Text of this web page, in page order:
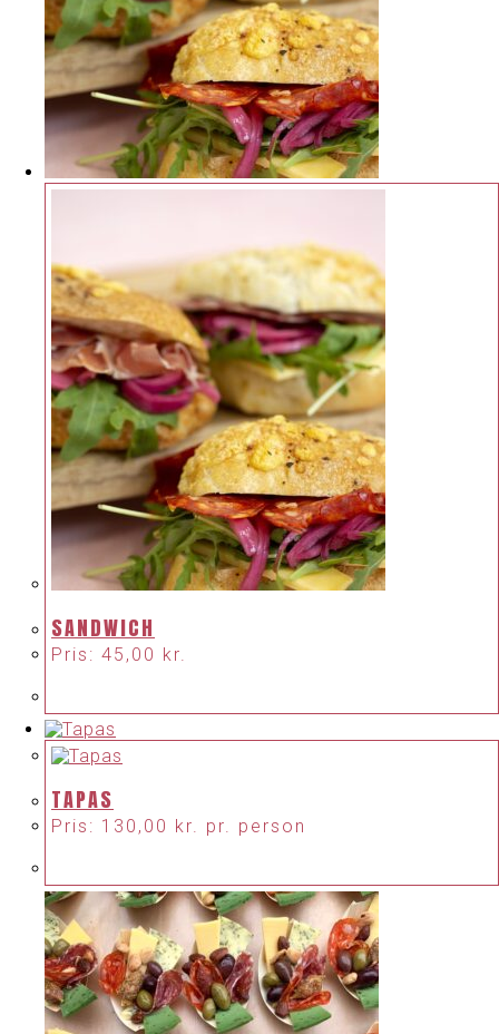
SANDWICH
Pris: 45,00 kr.
TAPAS
Pris: 130,00 kr. pr. person